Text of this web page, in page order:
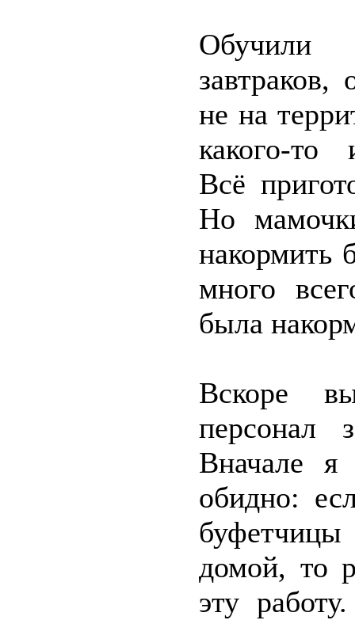
Обучили
не на
какого-то
Всё
Но
накормить
много
была
Вскоре
персонал
Вначале я
обидно:
домой, то
эту